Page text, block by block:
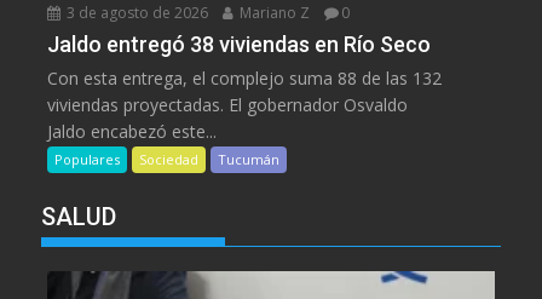
3 de agosto de 2026 Mariano Z 0
Jaldo entregó 38 viviendas en Río Seco
Con esta entrega, el complejo suma 88 de las 132
viviendas proyectadas. El gobernador Osvaldo
Jaldo encabezó este...
Populares Sociedad Tucumán
SALUD